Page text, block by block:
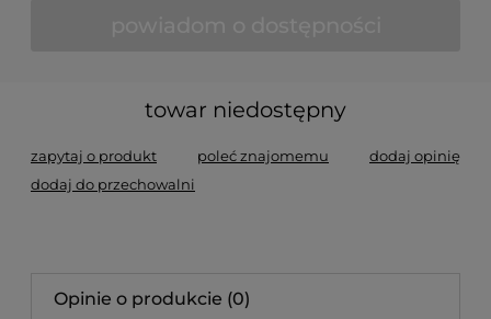
towar niedostępny
zapytaj o produkt poleć znajomemu
dodaj opinię
dodaj do przechowalni
Opinie o produkcie (0)